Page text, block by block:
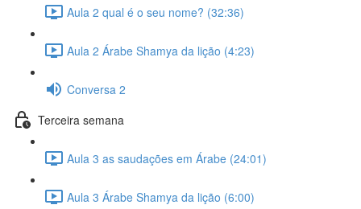
Aula 2 qual é o seu nome? (32:36)
Aula 2 Árabe Shamya da lição (4:23)
Conversa 2
Terceira semana
Aula 3 as saudações em Árabe (24:01)
Aula 3 Árabe Shamya da lição (6:00)